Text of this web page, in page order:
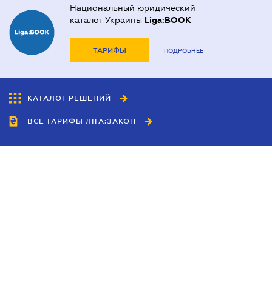
Национальный юридический
каталог Украины Liga:BOOK
ТАРИФЫ ПОДРОБНЕЕ
КАТАЛОГ РЕШЕНИЙ
ВСЕ ТАРИФЫ ЛІГА:ЗАКОН